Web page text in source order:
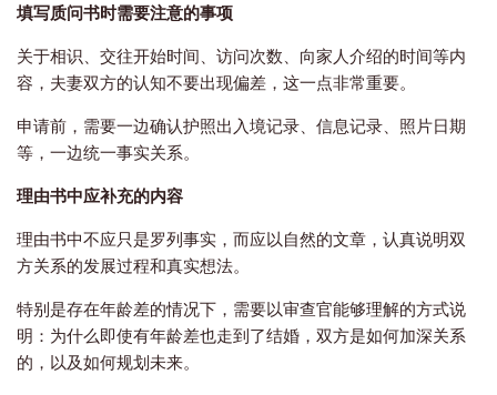
填写质问书时需要注意的事项
关于相识、交往开始时间、访问次数、向家人介绍的时间等内
容，夫妻双方的认知不要出现偏差，这一点非常重要。
申请前，需要一边确认护照出入境记录、信息记录、照片日期
等，一边统一事实关系。
理由书中应补充的内容
理由书中不应只是罗列事实，而应以自然的文章，认真说明双
方关系的发展过程和真实想法。
特别是存在年龄差的情况下，需要以审查官能够理解的方式说
明：为什么即使有年龄差也走到了结婚，双方是如何加深关系
的，以及如何规划未来。